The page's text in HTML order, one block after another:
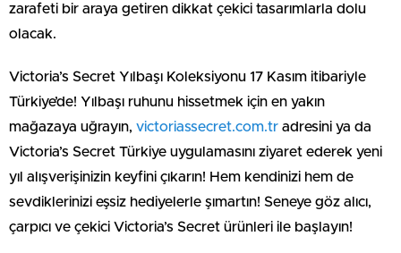
zarafeti bir araya getiren dikkat çekici tasarımlarla dolu
olacak.
Victoria’s Secret Yılbaşı Koleksiyonu 17 Kasım itibariyle
Türkiye’de! Yılbaşı ruhunu hissetmek için en yakın
mağazaya uğrayın, victoriassecret.com.tr adresini ya da
Victoria’s Secret Türkiye uygulamasını ziyaret ederek yeni
yıl alışverişinizin keyfini çıkarın! Hem kendinizi hem de
sevdiklerinizi eşsiz hediyelerle şımartın! Seneye göz alıcı,
çarpıcı ve çekici Victoria’s Secret ürünleri ile başlayın!